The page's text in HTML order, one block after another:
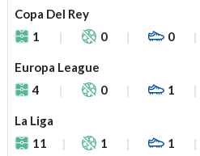
Copa Del Rey
1
0 0
Europa League
4
0 1
La Liga
11
1 1